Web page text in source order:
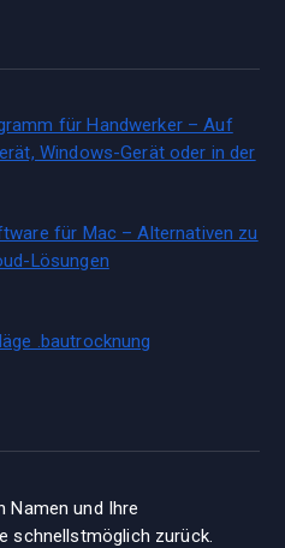
für Handwerker – Auf
Windows-Gerät oder in der
für Mac – Alternativen zu
Lösungen
.bautrocknung
Namen und Ihre
schnellstmöglich zurück.